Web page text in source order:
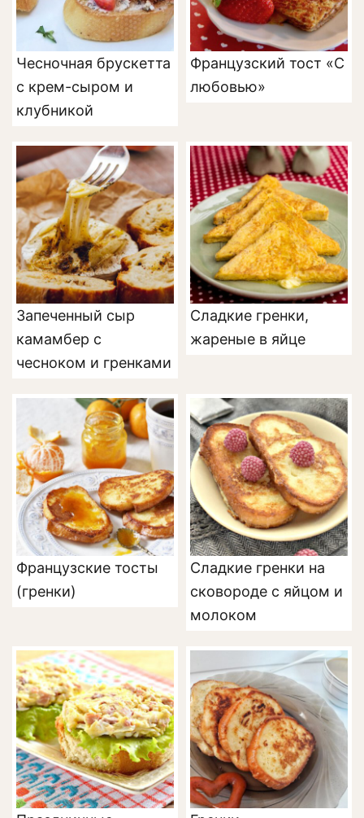
Чесночная брускетта
с крем-сыром и
клубникой
Французский тост «С
любовью»
Запеченный сыр
камамбер с
чесноком и гренками
Сладкие гренки,
жареные в яйце
Французские тосты
(гренки)
Сладкие гренки на
сковороде с яйцом и
молоком